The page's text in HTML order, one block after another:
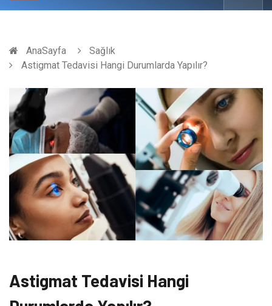
AnaSayfa
Sağlık
Astigmat Tedavisi Hangi Durumlarda Yapılır?
Astigmat Tedavisi Hangi